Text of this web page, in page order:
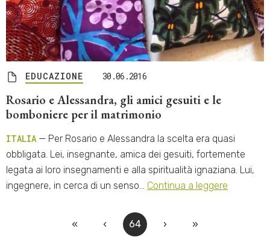
EDUCAZIONE 30.06.2016
Rosario e Alessandra, gli amici gesuiti e le
bomboniere per il matrimonio
ITALIA — Per Rosario e Alessandra la scelta era quasi
obbligata. Lei, insegnante, amica dei gesuiti, fortemente
legata ai loro insegnamenti e alla spiritualità ignaziana. Lui,
ingegnere, in cerca di un senso… Continua a leggere
« ‹ 64 › »